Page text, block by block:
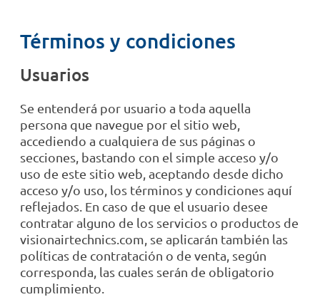
Términos y condiciones
Usuarios
Se entenderá por usuario a toda aquella
persona que navegue por el sitio web,
accediendo a cualquiera de sus páginas o
secciones, bastando con el simple acceso y/o
uso de este sitio web, aceptando desde dicho
acceso y/o uso, los términos y condiciones aquí
reflejados. En caso de que el usuario desee
contratar alguno de los servicios o productos de
visionairtechnics.com, se aplicarán también las
políticas de contratación o de venta, según
corresponda, las cuales serán de obligatorio
cumplimiento.